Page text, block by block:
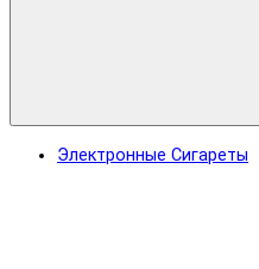
Электронные Сигареты